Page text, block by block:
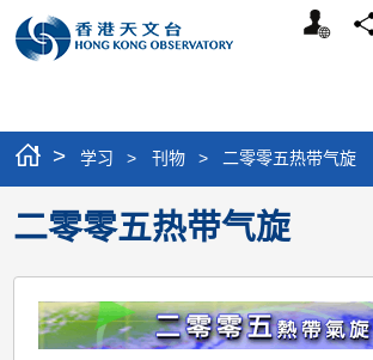
个
分
> 学习 > 刊物 > 二零零五热带气旋
二零零五热带气旋